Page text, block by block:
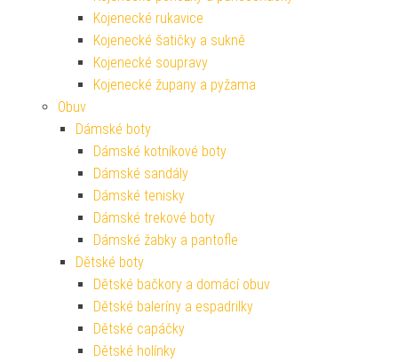
Kojenecké rukavice
Kojenecké šatičky a sukně
Kojenecké soupravy
Kojenecké župany a pyžama
Obuv
Dámské boty
Dámské kotníkové boty
Dámské sandály
Dámské tenisky
Dámské trekové boty
Dámské žabky a pantofle
Dětské boty
Dětské bačkory a domácí obuv
Dětské baleríny a espadrilky
Dětské capáčky
Dětské holínky